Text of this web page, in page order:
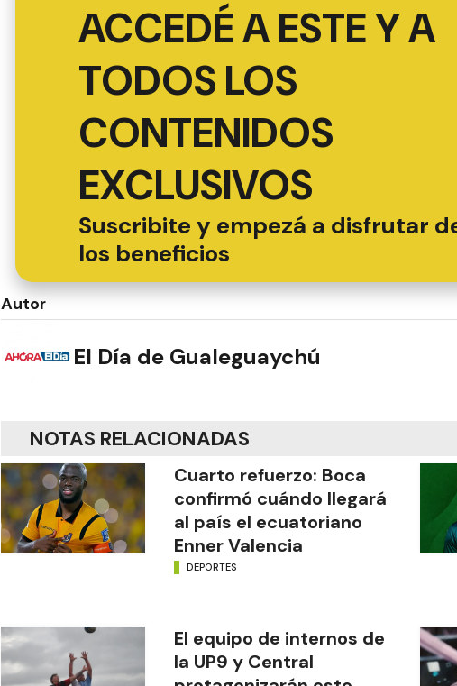
ACCEDÉ A ESTE Y A
TODOS LOS
CONTENIDOS
EXCLUSIVOS
Suscribite y empezá a disfrutar
los beneficios
Autor
El Día de Gualeguaychú
NOTAS RELACIONADAS
Cuarto refuerzo: Boca
confirmó cuándo llegará
al país el ecuatoriano
Enner Valencia
DEPORTES
El equipo de internos de
la UP9 y Central